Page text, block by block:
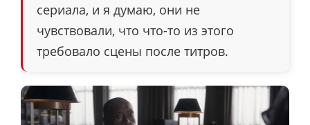
сериала, и я думаю, они не
чувствовали, что что-то из этого
требовало сцены после титров.